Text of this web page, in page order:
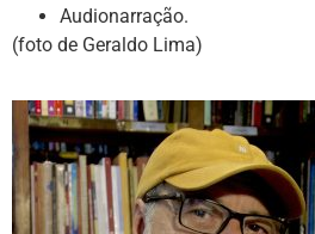
Audionarração.
(foto de Geraldo Lima)